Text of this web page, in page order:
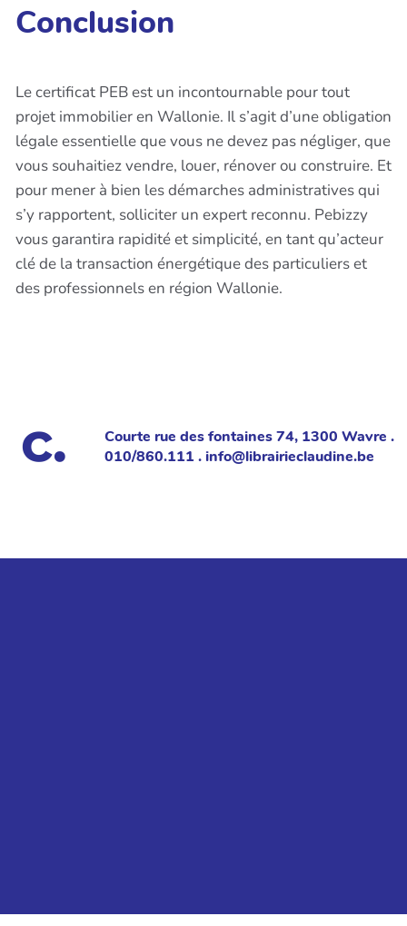
Conclusion
Le certificat PEB est un incontournable pour tout
projet immobilier en Wallonie. Il s’agit d’une obligation
légale essentielle que vous ne devez pas négliger, que
vous souhaitiez vendre, louer, rénover ou construire. Et
pour mener à bien les démarches administratives qui
s’y rapportent, solliciter un expert reconnu. Pebizzy
vous garantira rapidité et simplicité, en tant qu’acteur
clé de la transaction énergétique des particuliers et
des professionnels en région Wallonie.
Courte rue des fontaines 74, 1300 Wavre .
010/860.111 . info@librairieclaudine.be